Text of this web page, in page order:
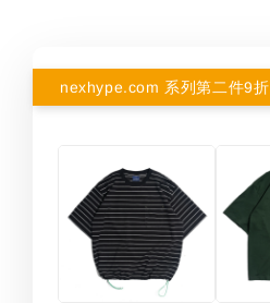
nexhype.com 系列第二件9折